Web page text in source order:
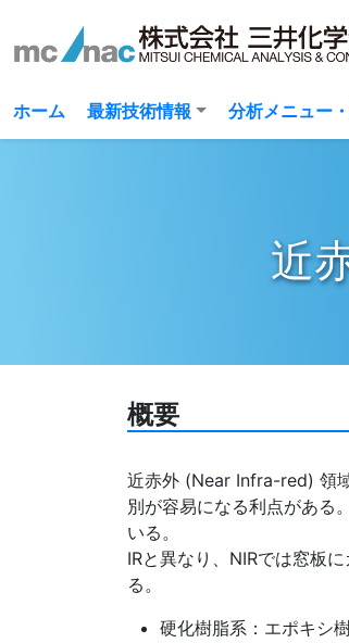
ホーム (current)
最新技術情報 分析メニュー
近
概要
近赤外 (Near Infra-red) 領
別が容易になる利点がある
いる。
IRと異なり、NIRでは窓板
る。
硬化樹脂系：エポキシ